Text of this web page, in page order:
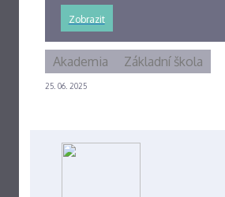
Zobrazit
25. 06. 2025
Akademia Základní škola